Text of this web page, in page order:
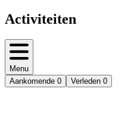
Activiteiten
Menu
Aankomende 0 Verleden 0